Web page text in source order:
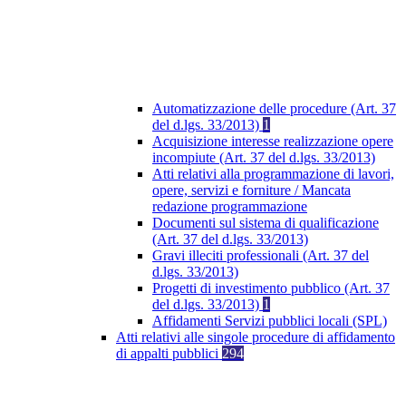
Automatizzazione delle procedure (Art. 37
del d.lgs. 33/2013) 1
Acquisizione interesse realizzazione opere
incompiute (Art. 37 del d.lgs. 33/2013)
Atti relativi alla programmazione di lavori,
opere, servizi e forniture / Mancata
redazione programmazione
Documenti sul sistema di qualificazione
(Art. 37 del d.lgs. 33/2013)
Gravi illeciti professionali (Art. 37 del
d.lgs. 33/2013)
Progetti di investimento pubblico (Art. 37
del d.lgs. 33/2013) 1
Affidamenti Servizi pubblici locali (SPL)
Atti relativi alle singole procedure di affidamento
di appalti pubblici 294